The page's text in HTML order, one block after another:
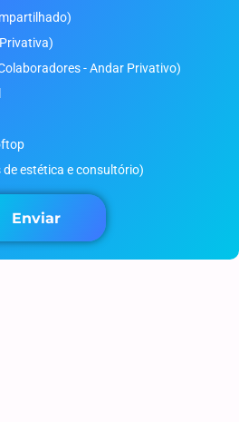
- Andar Privativo)
estética e consultório)
Enviar